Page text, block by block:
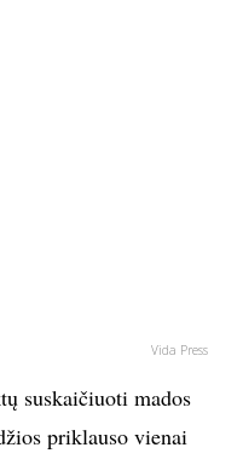
Vida Press
suskaičiuoti mados
priklauso vienai